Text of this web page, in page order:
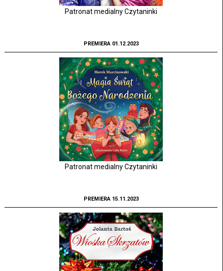
Patronat medialny Czytaninki
PREMIERA 01.12.2023
Patronat medialny Czytaninki
PREMIERA 15.11.2023